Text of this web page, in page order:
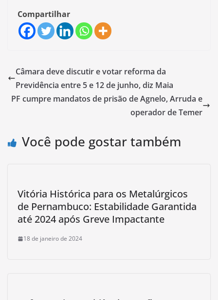
Compartilhar
Câmara deve discutir e votar reforma da
Previdência entre 5 e 12 de junho, diz Maia
PF cumpre mandatos de prisão de Agnelo, Arruda e
operador de Temer
Você pode gostar também
Vitória Histórica para os Metalúrgicos
de Pernambuco: Estabilidade Garantida
até 2024 após Greve Impactante
18 de janeiro de 2024